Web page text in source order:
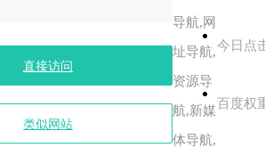
直接访问
类似网站
今日点
百度权
键
导航,网
址导航,
资源导
航,新媒
体导航,